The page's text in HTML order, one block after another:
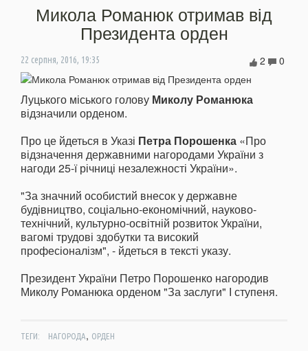
Микола Романюк отримав від
Президента орден
22 серпня, 2016, 19:35 0
2
Луцького міського голову Миколу Романюка
відзначили орденом.
Про це йдеться в Указі Петра Порошенка «Про
відзначення державними нагородами України з
нагоди 25-ї річниці незалежності України».
"За значний особистий внесок у державне
будівництво, соціально-економічний, науково-
технічний, культурно-освітній розвиток України,
вагомі трудові здобутки та високий
професіоналізм", - йдеться в тексті указу.
Президент України Петро Порошенко нагородив
Миколу Романюка орденом "За заслуги" І ступеня.
ТЕГИ: НАГОРОДА, ОРДЕН